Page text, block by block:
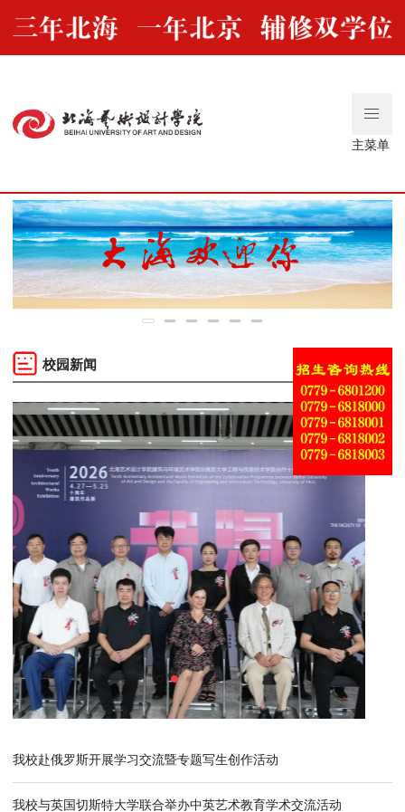
主菜单
校园新闻 ···
名师大讲堂｜清华大学马赛教授受聘为我校顾
学校举行2026届毕业典礼暨学位授予仪式
我校与匈牙利佩奇大学工程与信息技术学院合
我校赴俄罗斯开展学习交流暨专题写生创作活动
我校与英国切斯特大学联合举办中英艺术教育学术交流活动